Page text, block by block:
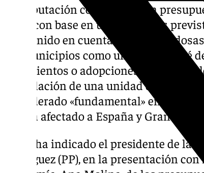
La Diputación contará con un
2025, con base en unos ingresos
han tenido en cuenta «ideas
los municipios como un cheque bebé
nacimientos o adopciones en los
articulación de una unidad de
considerado «fundamental» en un
que ha afectado a España y Granada
Así lo ha indicado el presidente de la
Rodríguez (PP), en la presentación